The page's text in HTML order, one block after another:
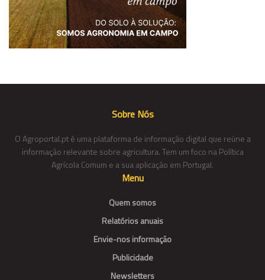
Sobre Nós
O Agroportal.pt é uma plataforma de informação digital que reúne a
informação relevante sobre agricultura. Tem um foco na Política
Agrícola Comum e a sua aplicação em Portugal.
Menu
Quem somos
Relatórios anuais
Envie-nos informação
Publicidade
Newsletters